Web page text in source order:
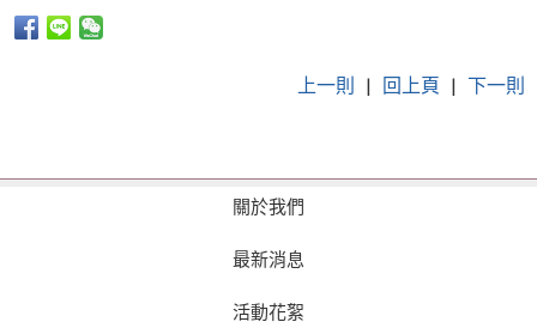
上一則 | 回上頁 | 下一則
關於我們
最新消息
活動花絮